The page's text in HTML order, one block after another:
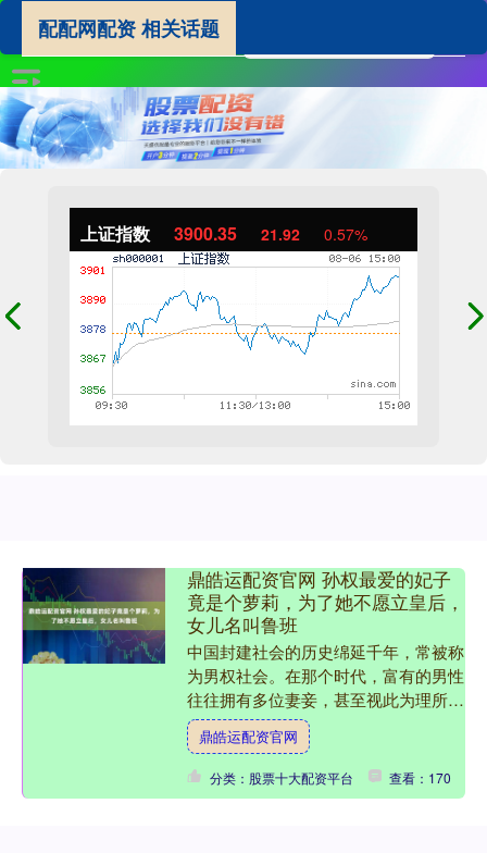
上证指数 3900.35 21.92 0.57%
配配网配资 相关话题
鼎皓运配资官网 孙权最爱的妃子
竟是个萝莉，为了她不愿立皇后，
女儿名叫鲁班
中国封建社会的历史绵延千年，常被称
为男权社会。在那个时代，富有的男性
往往拥有多位妻妾，甚至视此为理所当
然。而在皇室，皇帝更是妻妾成群，甚
至有时是出于政治需要的强....
鼎皓运配资官网
分类：股票十大配资平台 查看：170